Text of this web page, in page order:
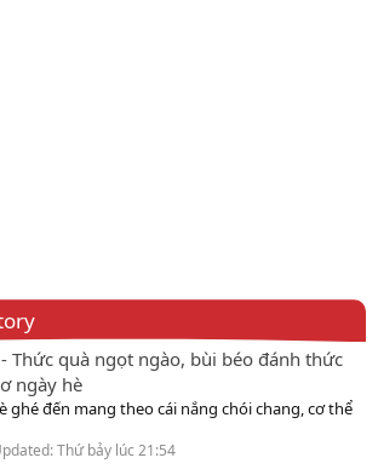
Thức quà ngọt ngào, bùi béo đánh thức
ngày hè
ghé đến mang theo cái nắng chói chang, cơ thể
Thứ bảy lúc 21:54